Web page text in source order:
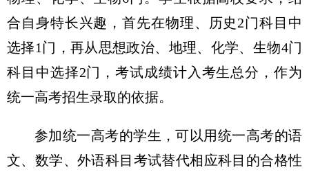
合自身特长兴趣，首先在物理、历史2门科目中
选择1门，再从思想政治、地理、化学、生物4门
科目中选择2门，考试成绩计入考生总分，作为
统一高考招生录取的依据。
参加统一高考的学生，可以用统一高考的语
文、数学、外语科目考试替代相应科目的合格性